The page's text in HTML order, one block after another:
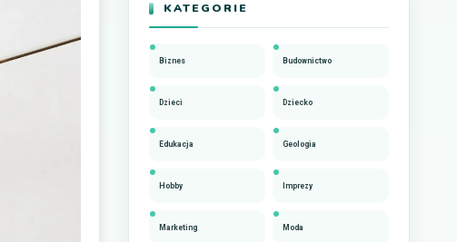
KATEGORIE
Biznes Budownictwo
Dzieci Dziecko
Edukacja Geologia
Hobby Imprezy
Marketing Moda